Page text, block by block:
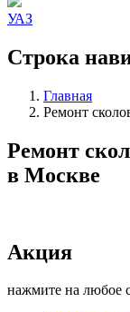
УАЗ
Строка
Главная
Ремонт
Ремонт
в Москве
Акция
нажмите на любое